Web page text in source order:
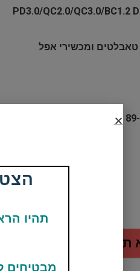
טאבלטים ומכשירי אפל
לחצו עליי
תהיו
מבטיחים